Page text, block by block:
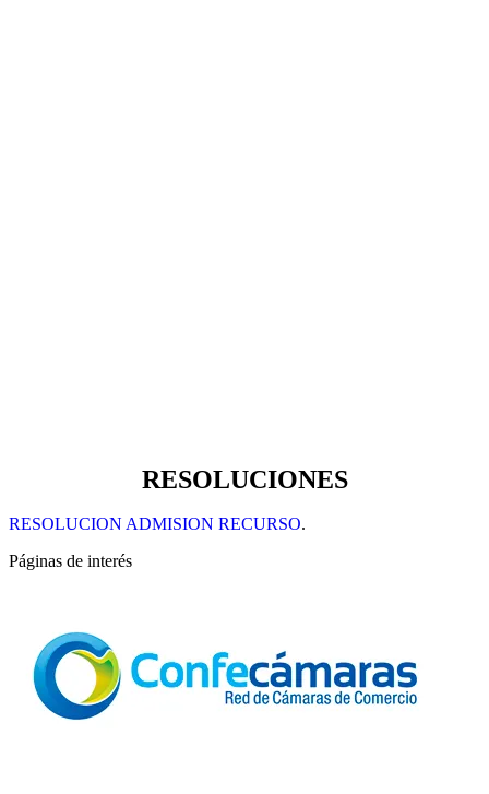
RESOLUCIONES
RESOLUCION ADMISION RECURSO.
Páginas de interés